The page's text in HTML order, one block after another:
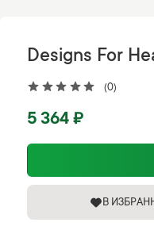
(0)
Designs For
5 364 ₽
В